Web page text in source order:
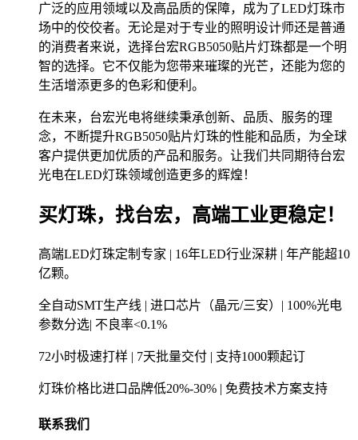
广泛的应用领域以及高品质的保障，成为了LED灯珠市
场中的佼佼者。无论是对于专业的照明设计师还是普通
的消费者来说，选择台宏RGB5050贴片灯珠都是一个明
智的选择。它不仅能为您带来璀璨的光芒，还能为您的
生活增添更多的色彩和便利。
在未来，台宏光电将继续秉承创新、品质、服务的理
念，不断提升RGB5050贴片灯珠的性能和品质，为全球
客户提供更加优质的产品和服务。让我们共同期待台宏
光电在LED灯珠领域创造更多的辉煌！
买灯珠，找台宏，高端工业更稳定！
高端LED灯珠定制专家 | 16年LED行业深耕 | 年产能超10
亿颗。
全自动SMT生产线 | 进口芯片（晶元/三安）| 100%光电
参数分选| 不良率<0.1%
72小时极速打样 | 7天批量交付 | 支持1000颗起订
灯珠价格比进口品牌低20%-30% | 免费技术方案支持
联系我们